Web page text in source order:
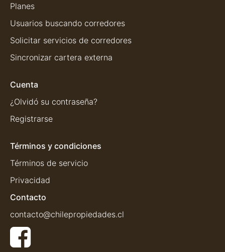
Planes
Usuarios buscando corredores
Solicitar servicios de corredores
Sincronizar cartera externa
Cuenta
¿Olvidó su contraseña?
Registrarse
Términos y condiciones
Términos de servicio
Privacidad
Contacto
contacto@chilepropiedades.cl